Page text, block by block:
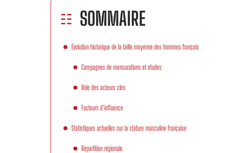
SOMMAIRE
Évolution historique de la taille moyenne des hommes français
Campagnes de mensurations et études
Rôle des acteurs clés
Facteurs d’influence
Statistiques actuelles sur la stature masculine française
Répartition régionale